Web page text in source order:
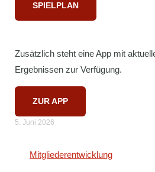
SPIELPLAN
Zusätzlich steht eine App mit
Ergebnissen zur Verfügung.
ZUR APP
5. Juni 2026
Mitgliederentwicklung